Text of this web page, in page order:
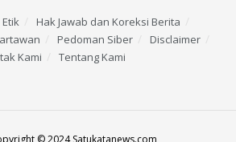
Hak Jawab dan Koreksi Berita
Pedoman Siber
Disclaimer
Kami
Tentang Kami